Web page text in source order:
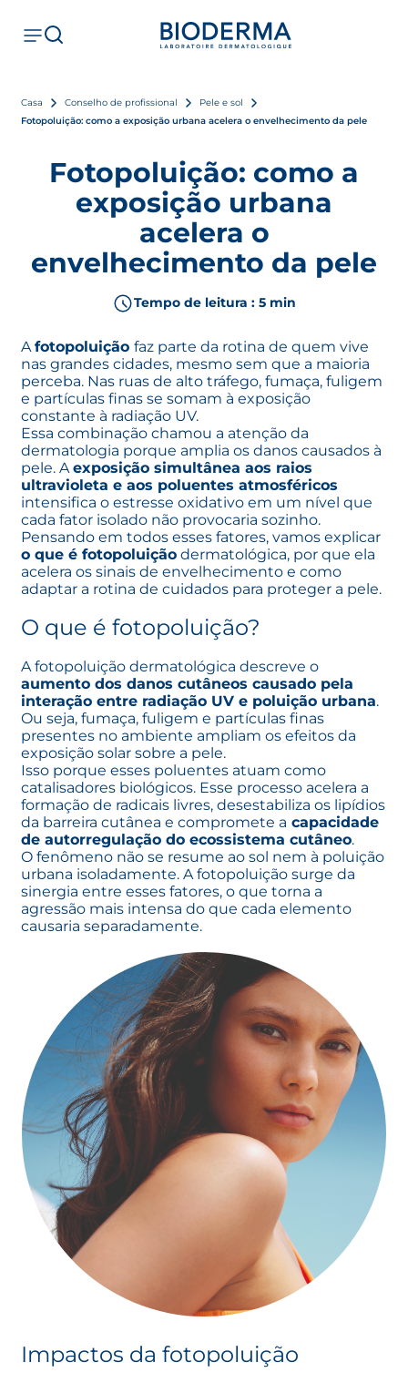
Casa Conselho de profissional
Pele e sol
Fotopoluição: como a exposição urbana acelera o envelhecimento da pele
Fotopoluição: como a
exposição urbana
acelera o
envelhecimento da pele
Tempo de leitura : 5 min
A fotopoluição faz parte da rotina de quem vive
nas grandes cidades, mesmo sem que a maioria
perceba. Nas ruas de alto tráfego, fumaça, fuligem
e partículas finas se somam à exposição
constante à radiação UV.
Essa combinação chamou a atenção da
dermatologia porque amplia os danos causados à
pele. A exposição simultânea aos raios
ultravioleta e aos poluentes atmosféricos
intensifica o estresse oxidativo em um nível que
cada fator isolado não provocaria sozinho.
Pensando em todos esses fatores, vamos explicar
o que é fotopoluição dermatológica, por que ela
acelera os sinais de envelhecimento e como
adaptar a rotina de cuidados para proteger a pele.
O que é fotopoluição?
A fotopoluição dermatológica descreve o
aumento dos danos cutâneos causado pela
interação entre radiação UV e poluição urbana.
Ou seja, fumaça, fuligem e partículas finas
presentes no ambiente ampliam os efeitos da
exposição solar sobre a pele.
Isso porque esses poluentes atuam como
catalisadores biológicos. Esse processo acelera a
formação de radicais livres, desestabiliza os lipídios
da barreira cutânea e compromete a capacidade
de autorregulação do ecossistema cutâneo.
O fenômeno não se resume ao sol nem à poluição
urbana isoladamente. A fotopoluição surge da
sinergia entre esses fatores, o que torna a
agressão mais intensa do que cada elemento
causaria separadamente.
Impactos da fotopoluição